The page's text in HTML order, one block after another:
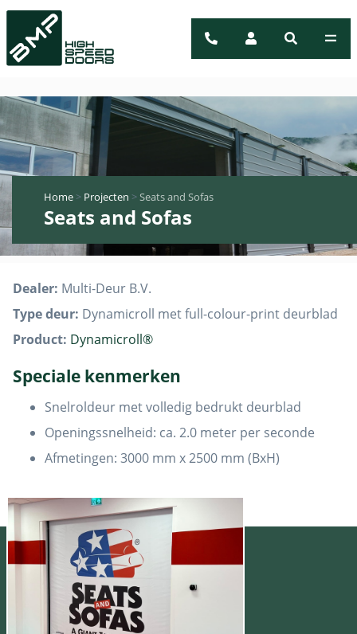
Home > Projecten > Seats and Sofas
Seats and Sofas
Dealer: Multi-Deur B.V.
Type deur: Dynamicroll met full-colour-print deurblad
Product: Dynamicroll®
Speciale kenmerken
Snelroldeur met volledig bedrukt deurblad
Openingssnelheid: ca. 2.0 meter per seconde
Afmetingen: 3000 mm x 2500 mm (BxH)